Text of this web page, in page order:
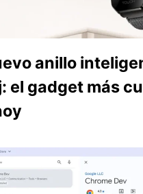
anillo
el gadget más